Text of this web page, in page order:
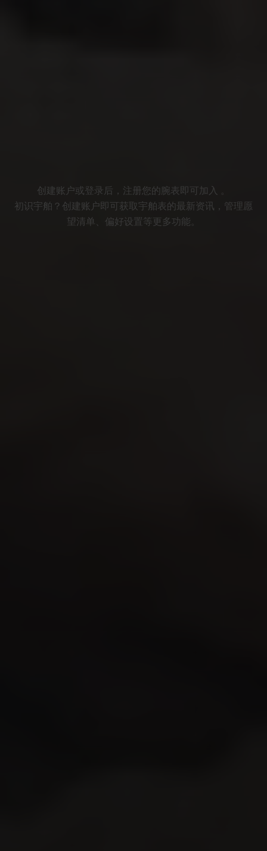
创建账户或登录后，注册您的腕表即可加入 。
初识宇舶？创建账户即可获取宇舶表的最新资讯，管理愿
望清单、偏好设置等更多功能。